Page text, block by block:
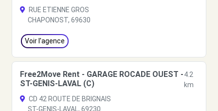
RUE ETIENNE GROS
CHAPONOST, 69630
Voir l'agence
Free2Move Rent - GARAGE ROCADE OUEST -
ST-GENIS-LAVAL (C)
4.2
km
CD 42 ROUTE DE BRIGNAIS
ST-GENIS-LAVAL, 69230